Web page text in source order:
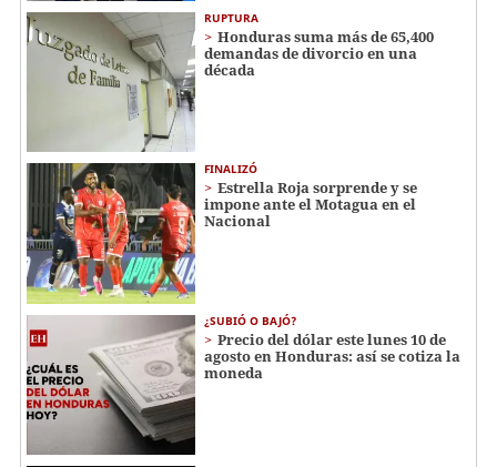
RUPTURA
Honduras suma más de 65,400
demandas de divorcio en una
década
FINALIZÓ
Estrella Roja sorprende y se
impone ante el Motagua en el
Nacional
¿SUBIÓ O BAJÓ?
Precio del dólar este lunes 10 de
agosto en Honduras: así se cotiza la
moneda